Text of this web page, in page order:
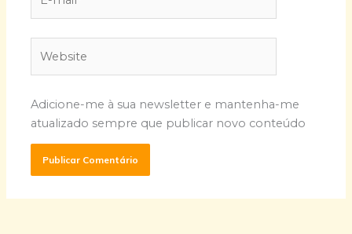
mail*
Adicione-me à sua newsletter e mantenha-me
atualizado sempre que publicar novo conteúdo